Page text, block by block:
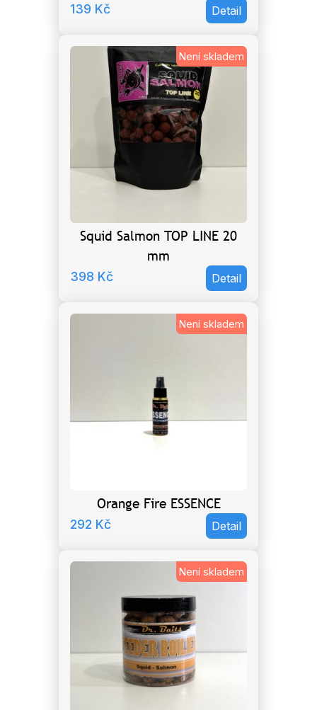
139 Kč Detail
Není skladem
Squid Salmon TOP LINE 20
mm
398 Kč Detail
Není skladem
Orange Fire ESSENCE
292 Kč Detail
Není skladem